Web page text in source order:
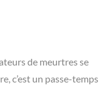
de meurtres se
c’est un passe-temps